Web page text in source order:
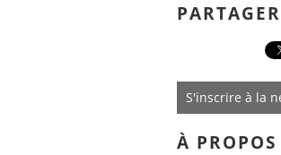
S'inscrire à la
À PROPOS